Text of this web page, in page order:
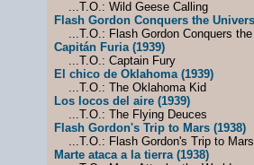
...T.O.: Wild Geese Calling
Flash Gordon Conquers the
...T.O.: Flash Gordon Conquers the
Capitán Furia (1939)
...T.O.: Captain Fury
El chico de Oklahoma (1939)
...T.O.: The Oklahoma Kid
Los locos del aire (1939)
...T.O.: The Flying Deuces
Flash Gordon's Trip to Mars (1938)
...T.O.: Flash Gordon's Trip to Mars
Marte ataca a la tierra (1938)